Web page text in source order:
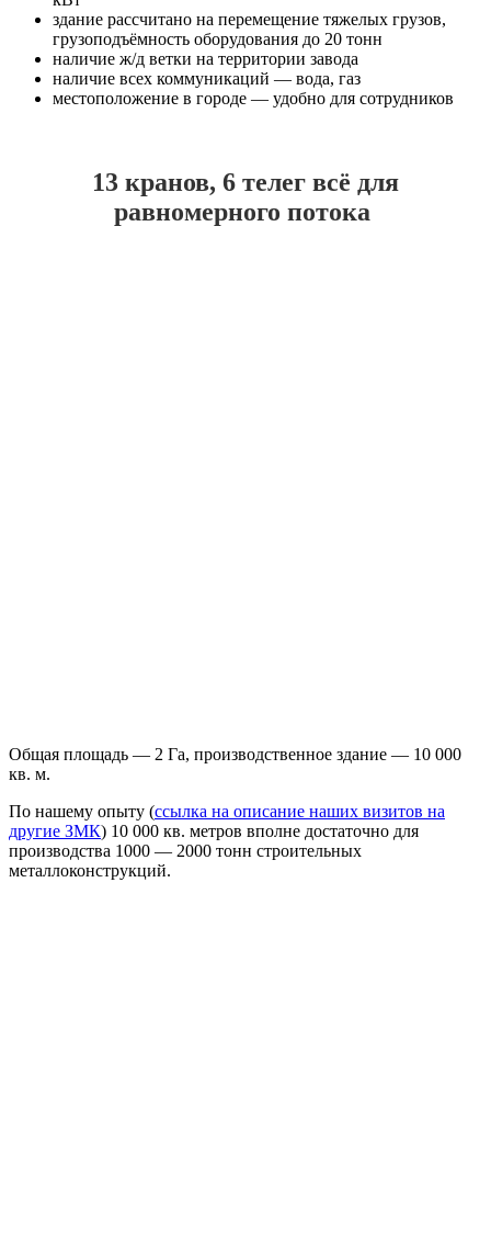
здание рассчитано на перемещение тяжелых грузов,
грузоподъёмность оборудования до 20 тонн
наличие ж/д ветки на территории завода
наличие всех коммуникаций — вода, газ
местоположение в городе — удобно для сотрудников
13 кранов, 6 телег всё для
равномерного потока
Общая площадь — 2 Га, производственное здание — 10 000
кв. м.
По нашему опыту (ссылка на описание наших визитов на
другие ЗМК) 10 000 кв. метров вполне достаточно для
производства 1000 — 2000 тонн строительных
металлоконструкций.